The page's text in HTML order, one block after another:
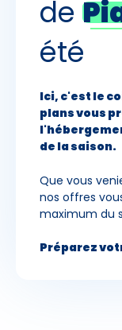
de
été
Ici, c'est le
plans vous
de la saison.
Que vous
nos offres
maximum du
Préparez